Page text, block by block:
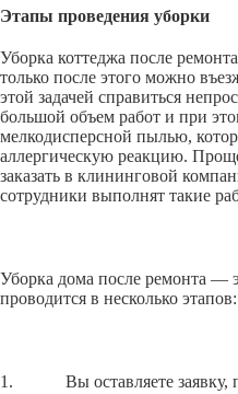
Этапы проведения уборки
Уборка коттеджа после
только после этого можно
этой задачей справиться
большой объем работ и при
мелкодисперсной пылью,
аллергическую реакцию.
заказать в клининговой
сотрудники выполнят такие
Уборка дома после ремонта —
проводится в несколько этапов:
1. Вы оставляете заявку,